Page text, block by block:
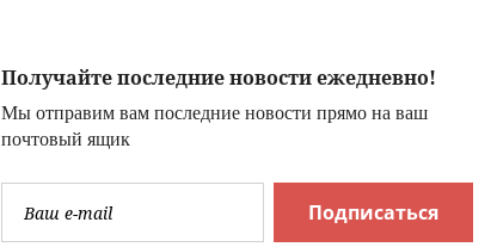
Получайте последние новости ежедневно!
Мы отправим вам последние новости прямо на ваш
почтовый ящик
Подписаться